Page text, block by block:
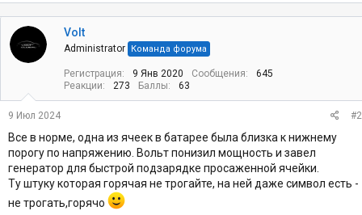
Volt
Administrator Команда форума
Регистрация 9 Янв 2020 Сообщения
645
Реакции
273 Баллы 63
9 Июл 2024 #2
Все в норме, одна из ячеек в батарее была близка к нижнему
порогу по напряжению. Вольт понизил мощность и завел
генератор для быстрой подзарядке просаженной ячейки.
Ту штуку которая горячая не трогайте, на ней даже символ есть -
не трогать,горячо